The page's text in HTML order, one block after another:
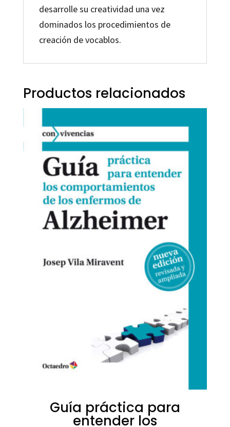
desarrolle su creatividad una vez
dominados los procedimientos de
creación de vocablos.
Productos relacionados
Guía práctica para
entender los